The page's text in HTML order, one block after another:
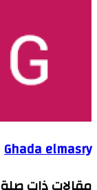
Ghada elmasry